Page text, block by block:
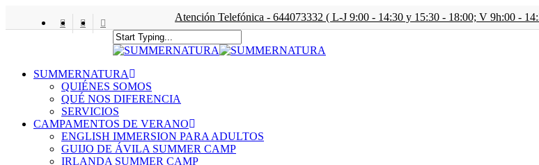
twitter facebookinstagram Atención Telefónica - 644073332 ( L-J 9:00 - 14:30 y 15:30 - 18:00; V 9h:00 -
Close
account
Menu
SUMMERNATURA
QUIÉNES SOMOS
QUÉ NOS DIFERENCIA
SERVICIOS
CAMPAMENTOS DE VERANO
ENGLISH IMMERSION PARA ADULTOS
GUIJO DE ÁVILA SUMMER CAMP
IRLANDA SUMMER CAMP